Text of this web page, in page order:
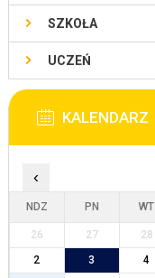
SZKOŁA
UCZEŃ
KALENDARZ
‹
NDZ PN WT
26 27 28
2
3 4